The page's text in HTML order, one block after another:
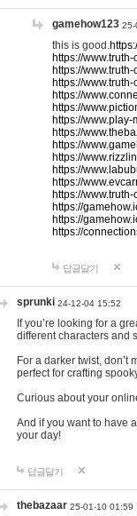
gamehow123 25-
this is good.
https://
https://
https://
https://
https://
https://
https://
https://
https://
https://
https://
https://
https://
https://
https://
답글달기
sprunki 24-12-04 15:52
If you’re looking for a
different characters and
For a darker twist, don’t
perfect for crafting
Curious about your
And if you want to have
your day!
답글달기
thebazaar 25-01-10 01:59